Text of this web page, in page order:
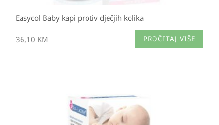
Easycol Baby kapi protiv dječjih kolika
36,10 KM PROČITAJ VIŠE